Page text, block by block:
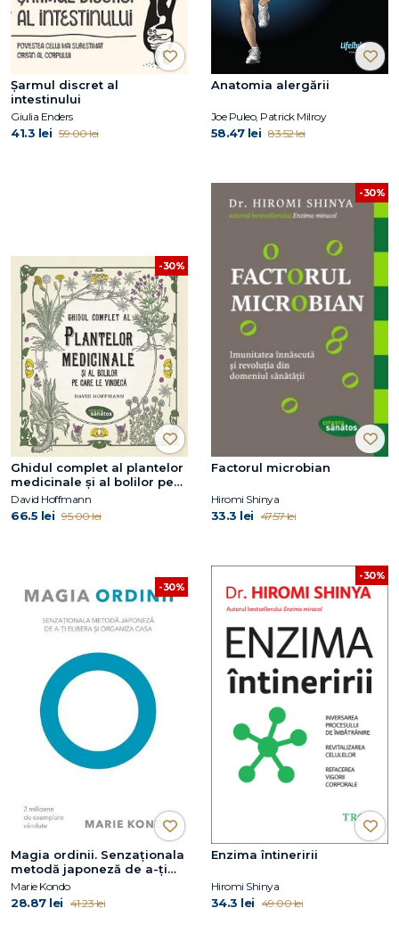
Șarmul discret al
intestinului
Giulia Enders
41.3 lei 59.00 lei
Anatomia alergării
Joe Puleo, Patrick Milroy
58.47 lei 83.52 lei
-30%
Ghidul complet al plantelor
medicinale și al bolilor pe
care le vindecă
David Hoffmann
66.5 lei 95.00 lei
-30%
Factorul microbian
Hiromi Shinya
33.3 lei 47.57 lei
-30%
Magia ordinii. Senzaţionala
metodă japoneză de a-ţi
elibera şi organiza casa
Marie Kondo
28.87 lei 41.23 lei
-30%
Enzima întineririi
Hiromi Shinya
34.3 lei 49.00 lei